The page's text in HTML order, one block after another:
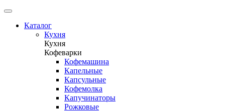
Каталог
Кухня
Кухня
Кофеварки
Кофемашина
Капельные
Капсульные
Кофемолка
Капучинаторы
Рожковые